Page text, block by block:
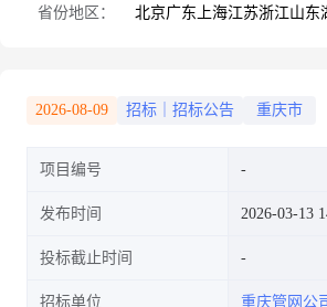
省份地区： 北京广东 上海江苏浙江山东
2026-08-09 招标｜招标公告 重庆市
项目编号
发布时间 2026-03-13
投标截止时间
招标单位 重庆管网公